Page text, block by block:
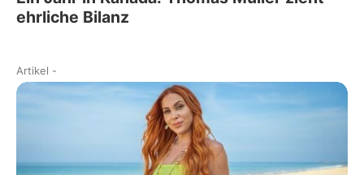
ehrliche Bilanz
Artikel -